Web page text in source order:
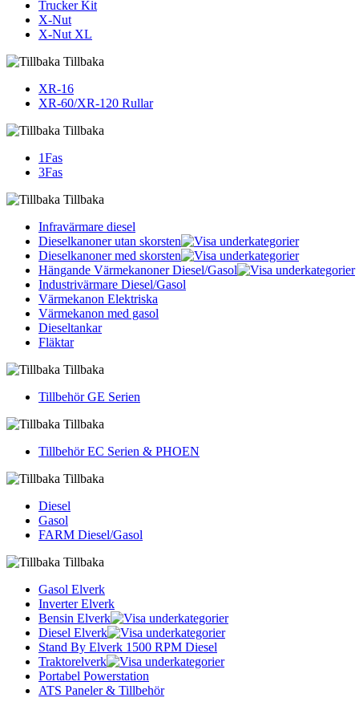
Trucker Kit
X-Nut
X-Nut XL
Tillbaka
XR-16
XR-60/XR-120 Rullar
Tillbaka
1Fas
3Fas
Tillbaka
Infravärmare diesel
Dieselkanoner utan skorsten
Dieselkanoner med skorsten
Hängande Värmekanoner Diesel/Gasol
Industrivärmare Diesel/Gasol
Värmekanon Elektriska
Värmekanon med gasol
Dieseltankar
Fläktar
Tillbaka
Tillbehör GE Serien
Tillbaka
Tillbehör EC Serien & PHOEN
Tillbaka
Diesel
Gasol
FARM Diesel/Gasol
Tillbaka
Gasol Elverk
Inverter Elverk
Bensin Elverk
Diesel Elverk
Stand By Elverk 1500 RPM Diesel
Traktorelverk
Portabel Powerstation
ATS Paneler & Tillbehör